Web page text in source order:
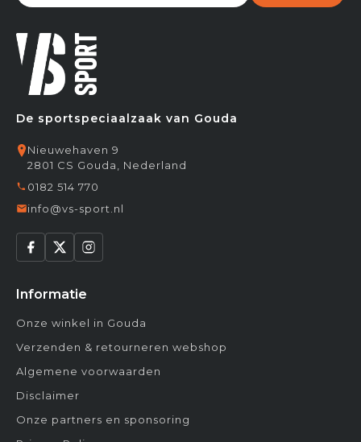
De sportspeciaalzaak van Gouda
Nieuwehaven 9
2801 CS Gouda, Nederland
0182 514 770
info@vs-sport.nl
Informatie
Onze winkel in Gouda
Verzenden & retourneren webshop
Algemene voorwaarden
Disclaimer
Onze partners en sponsoring